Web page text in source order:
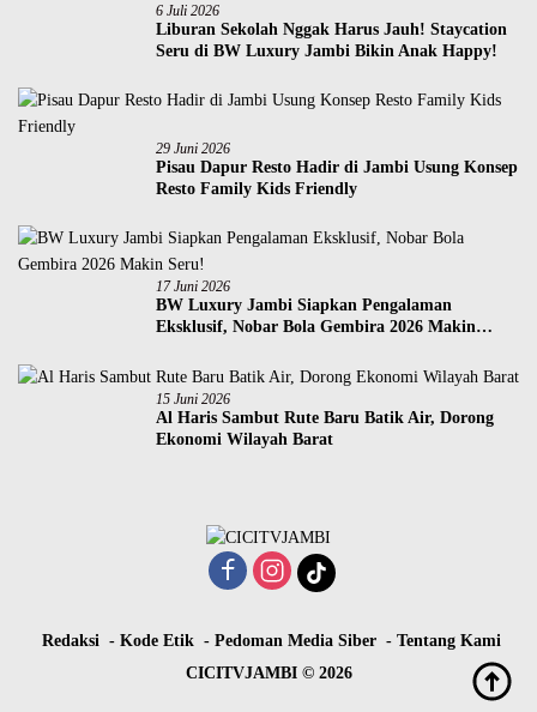
6 Juli 2026
Liburan Sekolah Nggak Harus Jauh! Staycation
Seru di BW Luxury Jambi Bikin Anak Happy!
29 Juni 2026
Pisau Dapur Resto Hadir di Jambi Usung Konsep
Resto Family Kids Friendly
17 Juni 2026
BW Luxury Jambi Siapkan Pengalaman
Eksklusif, Nobar Bola Gembira 2026 Makin
15 Juni 2026
Al Haris Sambut Rute Baru Batik Air, Dorong
Ekonomi Wilayah Barat
Redaksi Kode Etik Pedoman Media Siber
Tentang Kami
CICITVJAMBI © 2026